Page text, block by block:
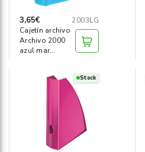
3,65€
2003LG
Cajetín archivo
Archivo 2000
azul mar
Stock